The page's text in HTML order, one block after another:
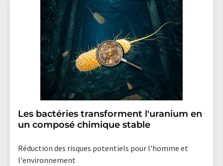
effet pour l'avenir. De plus, chaque courriel contient un
lien pour se désabonner de la newsletter
correspondante.
Les bactéries transforment l'uranium en
un composé chimique stable
Réduction des risques potentiels pour l'homme et
l'environnement